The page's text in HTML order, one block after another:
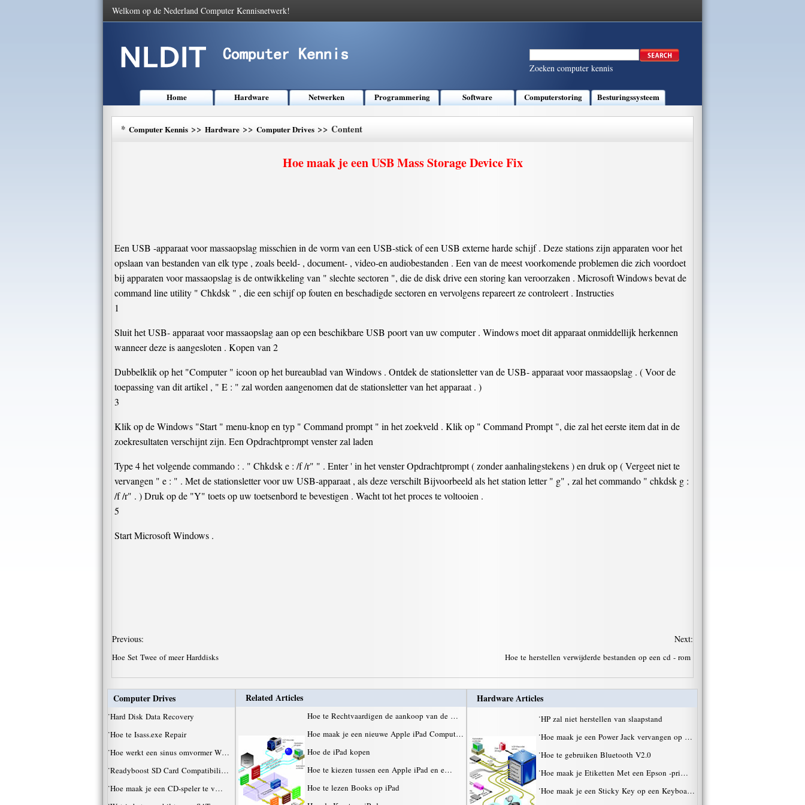
Welkom op de Nederland Computer Kennisnetwerk!
Zoeken computer kennis
Home Hardware Netwerken Programmering Software Computerstoring Besturingssysteem
* Computer Kennis >> Hardware >> Computer Drives >> Content
Hoe maak je een USB Mass Storage Device Fix
Een USB -apparaat voor massaopslag misschien in de vorm van een USB-stick of een USB externe harde schijf . Deze stations zijn apparaten voor het
opslaan van bestanden van elk type , zoals beeld- , document- , video-en audiobestanden . Een van de meest voorkomende problemen die zich voordoet
bij apparaten voor massaopslag is de ontwikkeling van " slechte sectoren ", die de disk drive een storing kan veroorzaken . Microsoft Windows bevat de
command line utility " Chkdsk " , die een schijf op fouten en beschadigde sectoren en vervolgens repareert ze controleert . Instructies
1
Sluit het USB- apparaat voor massaopslag aan op een beschikbare USB poort van uw computer . Windows moet dit apparaat onmiddellijk herkennen
wanneer deze is aangesloten . Kopen van 2
Dubbelklik op het "Computer " icoon op het bureaublad van Windows . Ontdek de stationsletter van de USB- apparaat voor massaopslag . ( Voor de
toepassing van dit artikel , " E : " zal worden aangenomen dat de stationsletter van het apparaat . )
3
Klik op de Windows "Start " menu-knop en typ " Command prompt " in het zoekveld . Klik op " Command Prompt ", die zal het eerste item dat in de
zoekresultaten verschijnt zijn. Een Opdrachtprompt venster zal laden
Type 4 het volgende commando : . " Chkdsk e : /f /r" " . Enter ' in het venster Opdrachtprompt ( zonder aanhalingstekens ) en druk op ( Vergeet niet te
vervangen " e : " . Met de stationsletter voor uw USB-apparaat , als deze verschilt Bijvoorbeeld als het station letter " g" , zal het commando " chkdsk g :
/f /r" . ) Druk op de "Y" toets op uw toetsenbord te bevestigen . Wacht tot het proces te voltooien .
5
Start Microsoft Windows .
Previous:
Hoe Set Twee of meer Harddisks
Next:
Hoe te herstellen verwijderde bestanden op een cd - rom
Computer Drives
·Hard Disk Data Recovery
·Hoe te Isass.exe Repair
·Hoe werkt een sinus omvormer W…
·Readyboost SD Card Compatibili…
·Hoe maak je een CD-speler te v…
Related Articles
Hoe te Rechtvaardigen de aankoop van de …
Hoe maak je een nieuwe Apple iPad Comput…
Hoe de iPad kopen
Hoe te kiezen tussen een Apple iPad en e…
Hoe te lezen Books op iPad
Hardware Articles
·HP zal niet herstellen van slaapstand
·Hoe maak je een Power Jack vervangen op …
·Hoe te gebruiken Bluetooth V2.0
·Hoe maak je Etiketten Met een Epson -pri…
·Hoe maak je een Sticky Key op een Keyboa…